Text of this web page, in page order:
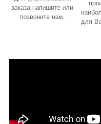
заказа напишите или
позвоните нам.
для